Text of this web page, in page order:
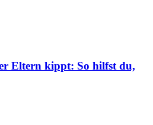
Eltern kippt: So hilfst du,